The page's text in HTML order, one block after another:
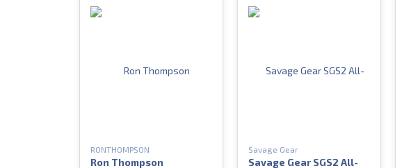
RONTHOMPSON
Ron Thompson
Savage Gear
Savage Gear SGS2 All-